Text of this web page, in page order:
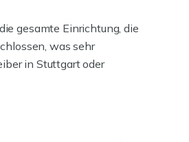
gesamte Einrichtung, die
was sehr
in Stuttgart oder